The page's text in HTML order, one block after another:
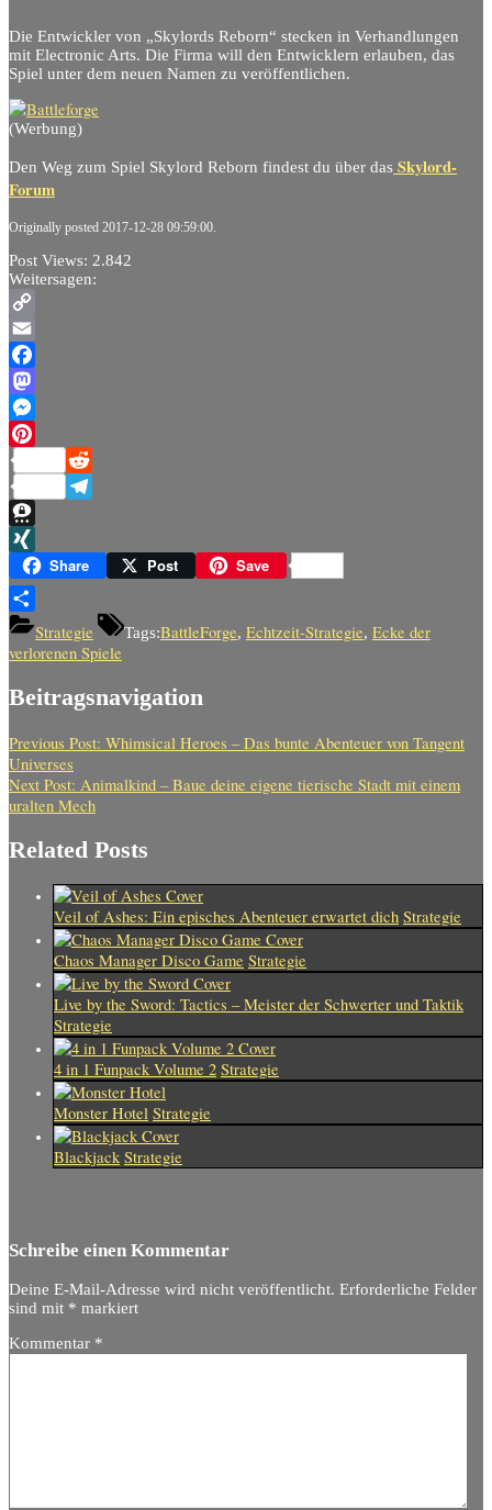
Die Entwickler von „Skylords Reborn“ stecken in Verhandlungen
mit Electronic Arts. Die Firma will den Entwicklern erlauben, das
Spiel unter dem neuen Namen zu veröffentlichen.
(Werbung)
Den Weg zum Spiel Skylord Reborn findest du über das Skylord-
Forum
Originally posted 2017-12-28 09:59:00.
Post Views: 2.842
Weitersagen:
Copy
Link
Email
Facebook
Mastodon
Messenger
Pinterest
Reddit
Telegram
Threema
XINGShare Post Save
TeilenStrategie Tags:BattleForge, Echtzeit-Strategie, Ecke der
verlorenen Spiele
Beitragsnavigation
Previous Post: Whimsical Heroes – Das bunte Abenteuer von Tangent
Universes
Next Post: Animalkind – Baue deine eigene tierische Stadt mit einem
uralten Mech
Related Posts
Veil of Ashes: Ein episches Abenteuer erwartet dich Strategie
Chaos Manager Disco Game Strategie
Live by the Sword: Tactics – Meister der Schwerter und Taktik
Strategie
4 in 1 Funpack Volume 2 Strategie
Monster Hotel Strategie
Blackjack Strategie
Schreibe einen Kommentar
Deine E-Mail-Adresse wird nicht veröffentlicht. Erforderliche Felder
sind mit * markiert
Kommentar *